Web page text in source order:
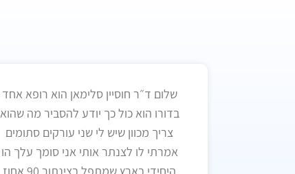
שלום ד״ר חוסיין סלימאן הוא רופא אחד
בדורו הוא כול כך יודע להסביר מה שהוא
צריך מכוון שיש לי שני עורקים סתומים
אמרתי לו לצנתר אותי אני סומך עלך הו
היחידי בארץ שמתפל בצינתור 90 אחוז